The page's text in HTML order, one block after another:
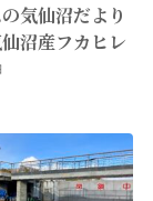
気仙沼だより
仙沼産フカヒレ